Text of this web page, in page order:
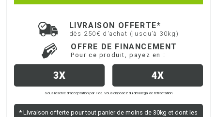
LIVRAISON OFFERTE*
dès 250€ d'achat (jusqu’à 30kg)
OFFRE DE FINANCEMENT
Pour ce produit, payez en :
3X 4X
Sous réserve d’acceptation par Floa. Vous disposez du délai légal de rétractation
* Livraison offerte pour tout panier de moins de 30kg et dont les